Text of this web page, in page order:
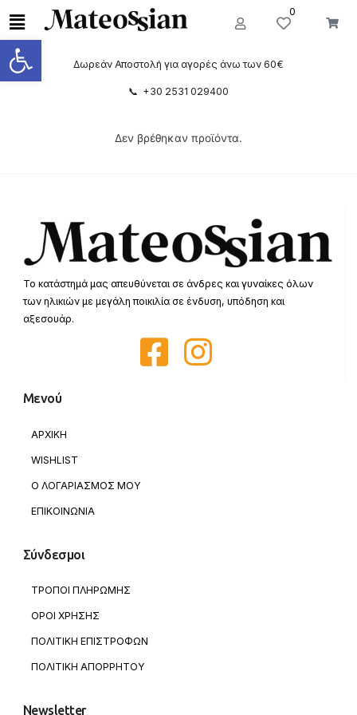
Ανοίξτε τη γραμμή εργαλείων
0
Δωρεάν Αποστολή για αγορές άνω των 60€
📞 +30 2531 029400
Δεν βρέθηκαν προϊόντα.
Το κατάστημά μας απευθύνεται σε άνδρες και γυναίκες όλων
των ηλικιών με μεγάλη ποικιλία σε ένδυση, υπόδηση και
αξεσουάρ.
Μενού
ΑΡΧΙΚΗ
WISHLIST
Ο ΛΟΓΑΡΙΑΣΜΟΣ ΜΟΥ
ΕΠΙΚΟΙΝΩΝΙΑ
Σύνδεσμοι
ΤΡΟΠΟΙ ΠΛΗΡΩΜΗΣ
ΟΡΟΙ ΧΡΗΣΗΣ
ΠΟΛΙΤΙΚΗ ΕΠΙΣΤΡΟΦΩΝ
ΠΟΛΙΤΙΚΗ ΑΠΟΡΡΗΤΟΥ
Newsletter